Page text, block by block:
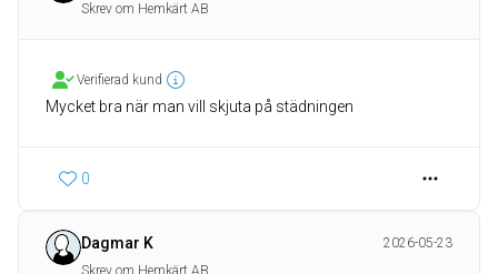
Skrev om Hemkärt AB
Verifierad kund
Mycket bra när man vill skjuta på städningen
0
Dagmar K
2026-05-23
Skrev om Hemkärt AB